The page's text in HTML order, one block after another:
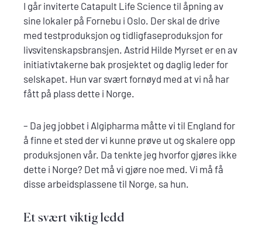
I går inviterte Catapult Life Science til åpning av
sine lokaler på Fornebu i Oslo. Der skal de drive
med testproduksjon og tidligfaseproduksjon for
livsvitenskapsbransjen. Astrid Hilde Myrset er en av
initiativtakerne bak prosjektet og daglig leder for
selskapet. Hun var svært fornøyd med at vi nå har
fått på plass dette i Norge.
– Da jeg jobbet i Algipharma måtte vi til England for
å finne et sted der vi kunne prøve ut og skalere opp
produksjonen vår. Da tenkte jeg hvorfor gjøres ikke
dette i Norge? Det må vi gjøre noe med. Vi må få
disse arbeidsplassene til Norge, sa hun.
Et svært viktig ledd